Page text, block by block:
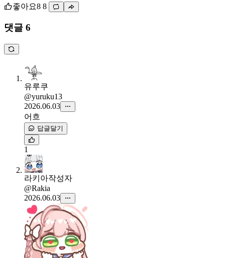
좋아요8 8
댓글 6
유루쿠
@yuruku13
2026.06.03
어흐
답글달기
1
라키아작성자
@Rakia
2026.06.03